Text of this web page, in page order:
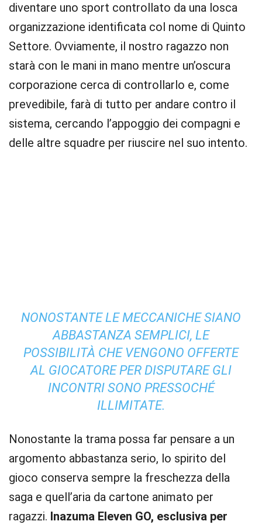
diventare uno sport controllato da una losca
organizzazione identificata col nome di Quinto
Settore. Ovviamente, il nostro ragazzo non
starà con le mani in mano mentre un’oscura
corporazione cerca di controllarlo e, come
prevedibile, farà di tutto per andare contro il
sistema, cercando l’appoggio dei compagni e
delle altre squadre per riuscire nel suo intento.
NONOSTANTE LE MECCANICHE SIANO
ABBASTANZA SEMPLICI, LE
POSSIBILITÀ CHE VENGONO OFFERTE
AL GIOCATORE PER DISPUTARE GLI
INCONTRI SONO PRESSOCHÉ
ILLIMITATE.
Nonostante la trama possa far pensare a un
argomento abbastanza serio, lo spirito del
gioco conserva sempre la freschezza della
saga e quell’aria da cartone animato per
ragazzi. Inazuma Eleven GO, esclusiva per